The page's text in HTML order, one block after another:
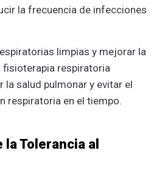
la frecuencia de infecciones
limpias y mejorar la
fisioterapia respiratoria
la salud pulmonar y evitar el
respiratoria en el tiempo.
Tolerancia al